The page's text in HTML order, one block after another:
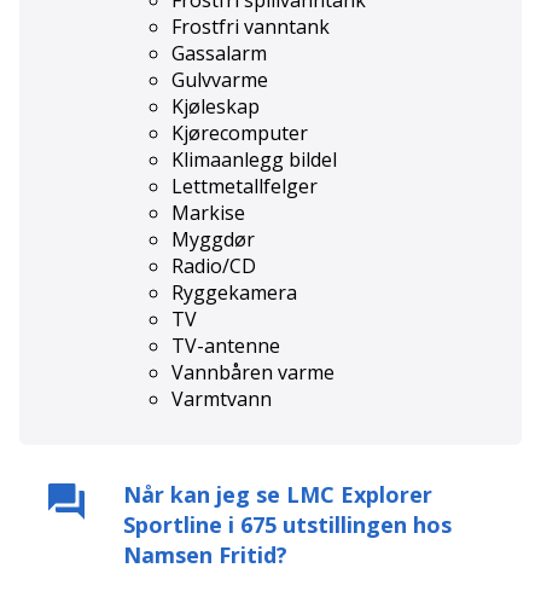
Frostfri vanntank
Gassalarm
Gulvvarme
Kjøleskap
Kjørecomputer
Klimaanlegg bildel
Lettmetallfelger
Markise
Myggdør
Radio/CD
Ryggekamera
TV
TV-antenne
Vannbåren varme
Varmtvann
Når kan jeg se LMC Explorer
Sportline i 675 utstillingen hos
Namsen Fritid?